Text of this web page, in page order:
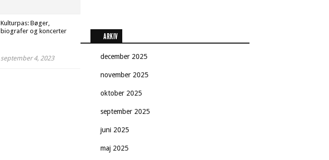
Kulturpas: Bøger,
biografer og koncerter
september 4, 2023
ARKIV
december 2025
november 2025
oktober 2025
september 2025
juni 2025
maj 2025